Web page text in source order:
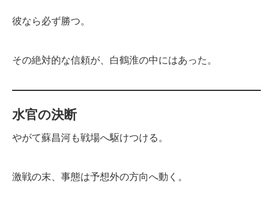
彼なら必ず勝つ。
その絶対的な信頼が、白鶴淮の中にはあった。
水官の決断
やがて蘇昌河も戦場へ駆けつける。
激戦の末、事態は予想外の方向へ動く。